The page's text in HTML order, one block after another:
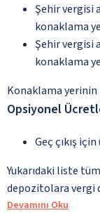
Şehir vergisi
konaklama
Şehir vergisi
konaklama
Konaklama
Opsiyonel
Geç çıkış
Yukarıdaki liste
depozitolara vergi
Devamını Oku